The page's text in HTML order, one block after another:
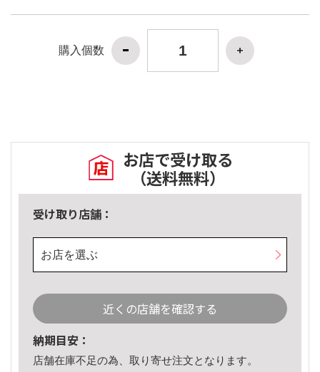
購入個数
お店で受け取る
（送料無料）
受け取り店舗：
お店を選ぶ
近くの店舗を確認する
納期目安：
店舗在庫不足の為、取り寄せ注文となります。